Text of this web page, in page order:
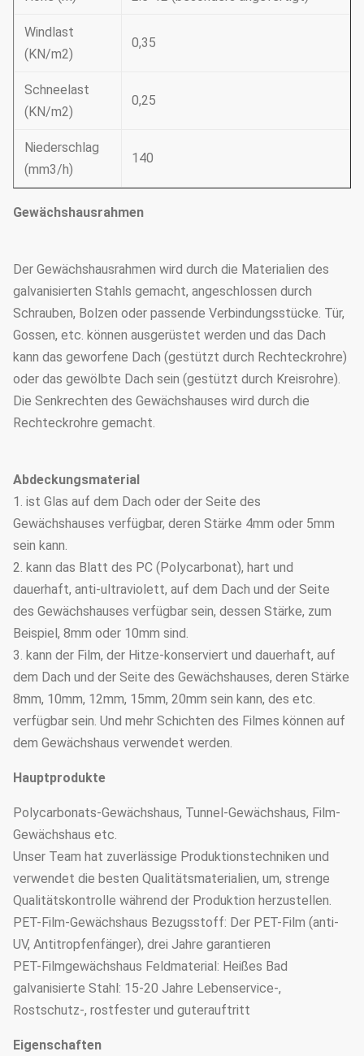
Windlast
(KN/m2)
0,35
Schneelast
(KN/m2)
0,25
Niederschlag
(mm3/h)
140
Gewächshausrahmen
Der Gewächshausrahmen wird durch die Materialien des
galvanisierten Stahls gemacht, angeschlossen durch
Schrauben, Bolzen oder passende Verbindungsstücke. Tür,
Gossen, etc. können ausgerüstet werden und das Dach
kann das geworfene Dach (gestützt durch Rechteckrohre)
oder das gewölbte Dach sein (gestützt durch Kreisrohre).
Die Senkrechten des Gewächshauses wird durch die
Rechteckrohre gemacht.
Abdeckungsmaterial
1. ist Glas auf dem Dach oder der Seite des
Gewächshauses verfügbar, deren Stärke 4mm oder 5mm
sein kann.
2. kann das Blatt des PC (Polycarbonat), hart und
dauerhaft, anti-ultraviolett, auf dem Dach und der Seite
des Gewächshauses verfügbar sein, dessen Stärke, zum
Beispiel, 8mm oder 10mm sind.
3. kann der Film, der Hitze-konserviert und dauerhaft, auf
dem Dach und der Seite des Gewächshauses, deren Stärke
8mm, 10mm, 12mm, 15mm, 20mm sein kann, des etc.
verfügbar sein. Und mehr Schichten des Filmes können auf
dem Gewächshaus verwendet werden.
Hauptprodukte
Polycarbonats-Gewächshaus, Tunnel-Gewächshaus, Film-
Gewächshaus etc.
Unser Team hat zuverlässige Produktionstechniken und
verwendet die besten Qualitätsmaterialien, um, strenge
Qualitätskontrolle während der Produktion herzustellen.
PET-Film-Gewächshaus Bezugsstoff: Der PET-Film (anti-
UV, Antitropfenfänger), drei Jahre garantieren
PET-Filmgewächshaus Feldmaterial: Heißes Bad
galvanisierte Stahl: 15-20 Jahre Lebenservice-,
Rostschutz-, rostfester und guterauftritt
Eigenschaften